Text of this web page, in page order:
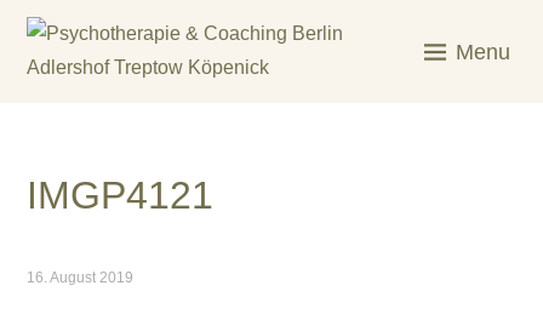
Skip
Menu
IMGP4121
16. August 2019